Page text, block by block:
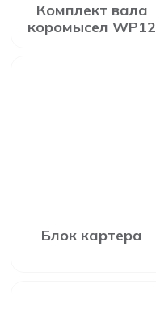
Комплект вала
коромысел WP12
Блок картера